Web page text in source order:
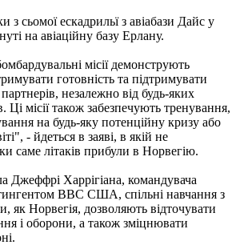
з сьомої ескадрильї з авіабази Дайс у
на авіаційну базу Ерлану.
місії демонструють
готовність та підтримувати
незалежно від будь-яких
Ці місії також забезпечують тренування,
на будь-яку потенційну кризу або
- йдеться в заяві, в якій не
саме літаків прибули в Норвегію.
Джеффрі Харрігіана, командувача
ВВС США, спільні навчання з
як Норвегія, дозволяють відточувати
і оборони, а також зміцнювати